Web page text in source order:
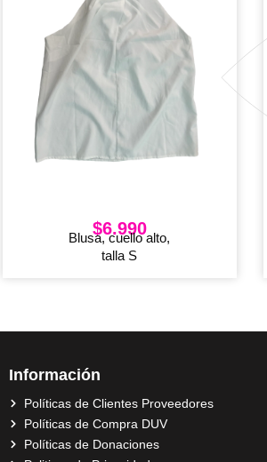
$6.990
Blusa, cuello alto,
talla S
Información
Políticas de Clientes Proveedores
Políticas de Compra DUV
Políticas de Donaciones